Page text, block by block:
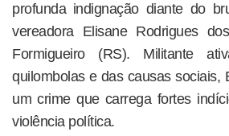
profunda indignação diante do
vereadora Elisane Rodrigues
Formigueiro (RS). Militante
quilombolas e das causas sociais,
um crime que carrega fortes
violência política.